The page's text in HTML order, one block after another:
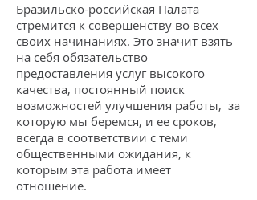
Бразильско-российская Палата
стремится к совершенству во всех
своих начинаниях. Это значит взять
на себя обязательство
предоставления услуг высокого
качества, постоянный поиск
возможностей улучшения работы, за
которую мы беремся, и ее сроков,
всегда в соответствии с теми
общественными ожидания, к
которым эта работа имеет
отношение.